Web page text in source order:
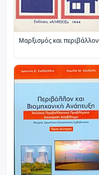
Μαρξισμός και περιβάλλον